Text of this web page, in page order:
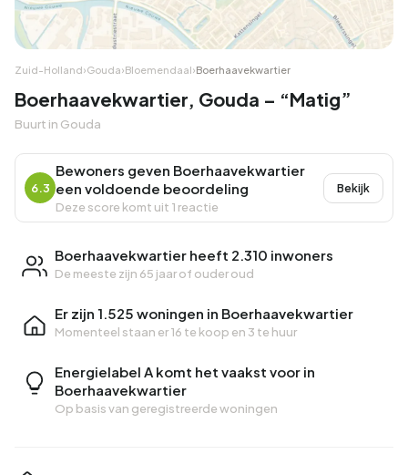
Zuid-Holland›Gouda›Bloemendaal›Boerhaavekwartier
Boerhaavekwartier, Gouda – “Matig”
Buurt in Gouda
6.3
Bewoners geven Boerhaavekwartier
een voldoende beoordeling
Deze score komt uit 1 reactie
Bekijk
Boerhaavekwartier heeft 2.310 inwoners
De meeste zijn 65 jaar of ouder oud
Er zijn 1.525 woningen in Boerhaavekwartier
Momenteel staan er16 te koop en 3 te huur
Energielabel A komt het vaakst voor in
Boerhaavekwartier
Op basis van geregistreerde woningen